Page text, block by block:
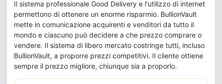
Il sistema professionale Good Delivery e l'utilizzo di internet
permettono di ottenere un enorme risparmio. BullionVault
mette in comunicazione acquirenti e venditori da tutto il
mondo e ciascuno può decidere a che prezzo comprare o
vendere. Il sistema di libero mercato costringe tutti, incluso
BullionVault, a proporre prezzi competitivi. Il cliente ottiene
sempre il prezzo migliore, chiunque sia a proporlo.